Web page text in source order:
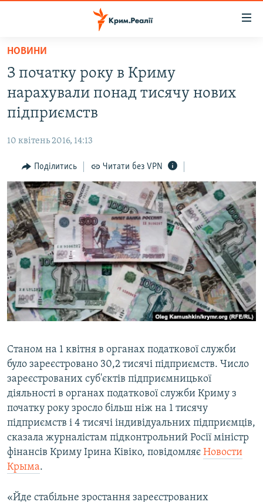
Перейти
основного
матеріалу
Перейти
до
основної
Перейти
до
пошуку
ВІДЕО ТА ФОТО
БЛОГИ
ПОГЛЯД
ІНТЕРВ'Ю
ВСЕ ЗА ДЕНЬ
СПЕЦПРОЕКТИ
ДЕПОРТАЦІЯ
ВІДЕОУРОКИ «ELIFBE»
СВІДЧЕННЯ ОКУПАЦІЇ
УКРАЇНСЬКА ПРОБЛЕМА КРИМУ
ЯК ОБІЙТИ БЛОКУВАННЯ
Русский
Qırımtatar
Усі сайти RFE/RL
НОВИНИ
З початку року в Криму
нарахували понад тисячу нових
підприємств
10 квітень 2016, 14:13
Поділитись Читати без VPN
Станом на 1 квітня в органах податкової служби
було зареєстровано 30,2 тисячі підприємств. Число
зареєстрованих суб'єктів підприємницької
діяльності в органах податкової служби Криму з
початку року зросло більш ніж на 1 тисячу
підприємств і 4 тисячі індивідуальних підприємців,
сказала журналістам підконтрольний Росії міністр
фінансів Криму Ірина Ківіко, повідомляє Новости
Крыма.
«Йде стабільне зростання зареєстрованих